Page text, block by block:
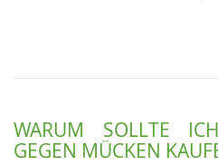
WARUM SOLLTE
GEGEN MÜCKEN